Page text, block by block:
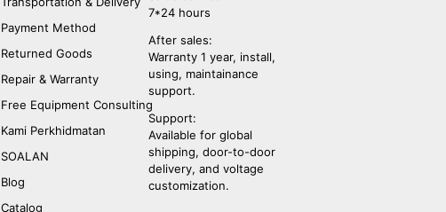
Payment Method
Returned Goods
Repair & Warranty
Free Equipment Consulting
Kami Perkhidmatan
SOALAN
Blog
Catalog
7*24 hours
After sales:
Warranty 1 year, install,
using, maintainance
support.
Support:
Available for global
shipping, door-to-door
delivery, and voltage
customization.